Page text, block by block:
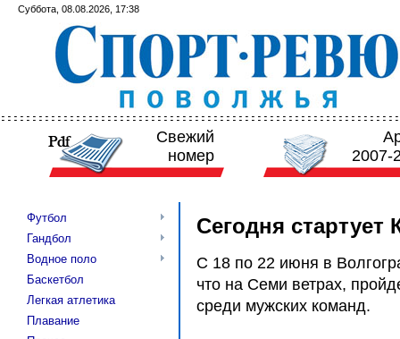
Суббота, 08.08.2026, 17:38
Свежий
номер
2007-
Футбол
Гандбол
Водное поло
Баскетбол
Легкая атлетика
Плавание
Сегодня стартует
С 18 по 22 июня в
что на Семи ветрах,
среди мужских команд.